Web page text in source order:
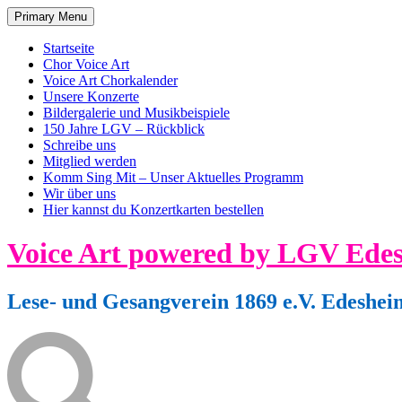
Primary Menu
Startseite
Chor Voice Art
Voice Art Chorkalender
Unsere Konzerte
Bildergalerie und Musikbeispiele
150 Jahre LGV – Rückblick
Schreibe uns
Mitglied werden
Komm Sing Mit – Unser Aktuelles Programm
Wir über uns
Hier kannst du Konzertkarten bestellen
Skip
to
Voice Art powered by LGV
Lese- und Gesangverein 1869 e.V.